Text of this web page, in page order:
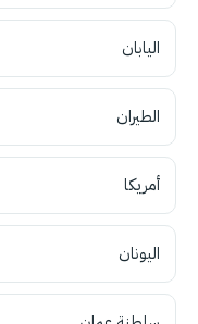
اليابان
الطيران
أمريكا
اليونان